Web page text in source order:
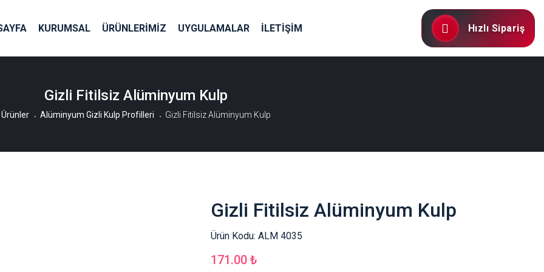
KURUMSAL ÜRÜNLERİMİZ UYGULAMALAR İLETİŞİM Hızlı Sipariş
Gizli Fitilsiz Alüminyum Kulp
Ürünler Alüminyum Gizli Kulp Profilleri Gizli Fitilsiz Alüminyum Kulp
Gizli Fitilsiz Alüminyum Kulp
Ürün Kodu: ALM 4035
171.00 ₺